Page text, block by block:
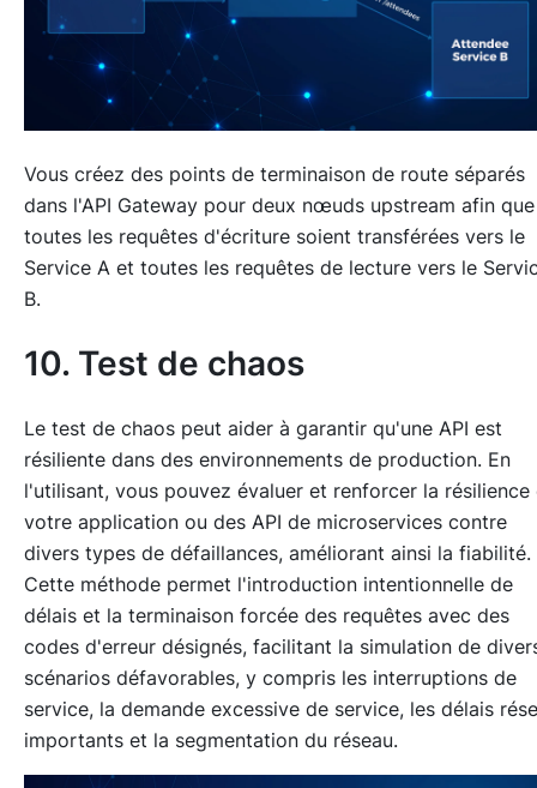
Vous créez des points de terminaison de route séparés
dans l'API Gateway pour deux nœuds upstream afin que
toutes les requêtes d'écriture soient transférées vers le
Service A et toutes les requêtes de lecture vers le
B.
10. Test de chaos
Le test de chaos peut aider à garantir qu'une API est
résiliente dans des environnements de production. En
l'utilisant, vous pouvez évaluer et renforcer la résilience
votre application ou des API de microservices contre
divers types de défaillances, améliorant ainsi la fiabilité.
Cette méthode permet l'introduction intentionnelle de
délais et la terminaison forcée des requêtes avec des
codes d'erreur désignés, facilitant la simulation de
scénarios défavorables, y compris les interruptions de
service, la demande excessive de service, les délais
importants et la segmentation du réseau.